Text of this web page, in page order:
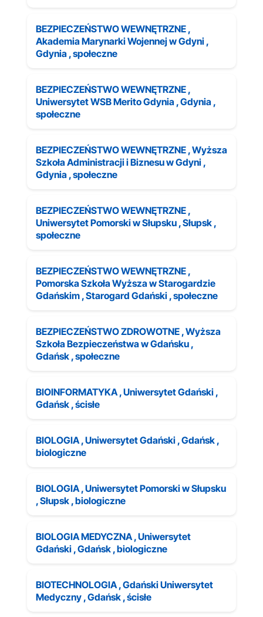
BEZPIECZEŃSTWO WEWNĘTRZNE ,
Akademia Marynarki Wojennej w Gdyni ,
Gdynia , społeczne
BEZPIECZEŃSTWO WEWNĘTRZNE ,
Uniwersytet WSB Merito Gdynia , Gdynia ,
społeczne
BEZPIECZEŃSTWO WEWNĘTRZNE , Wyższa
Szkoła Administracji i Biznesu w Gdyni ,
Gdynia , społeczne
BEZPIECZEŃSTWO WEWNĘTRZNE ,
Uniwersytet Pomorski w Słupsku , Słupsk ,
społeczne
BEZPIECZEŃSTWO WEWNĘTRZNE ,
Pomorska Szkoła Wyższa w Starogardzie
Gdańskim , Starogard Gdański , społeczne
BEZPIECZEŃSTWO ZDROWOTNE , Wyższa
Szkoła Bezpieczeństwa w Gdańsku ,
Gdańsk , społeczne
BIOINFORMATYKA , Uniwersytet Gdański ,
Gdańsk , ścisłe
BIOLOGIA , Uniwersytet Gdański , Gdańsk ,
biologiczne
BIOLOGIA , Uniwersytet Pomorski w Słupsku
, Słupsk , biologiczne
BIOLOGIA MEDYCZNA , Uniwersytet
Gdański , Gdańsk , biologiczne
BIOTECHNOLOGIA , Gdański Uniwersytet
Medyczny , Gdańsk , ścisłe